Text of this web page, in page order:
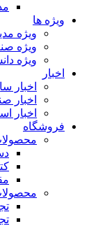
ویژه ها
ویژه
ویژه
ویژه
اخبار
اخبار
اخبار
اخبار
فروشگاه